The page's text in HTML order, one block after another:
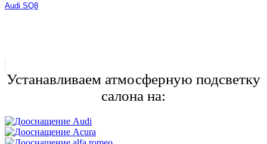
Audi SQ8
Устанавливаем атмосферную подсветку
салона на: